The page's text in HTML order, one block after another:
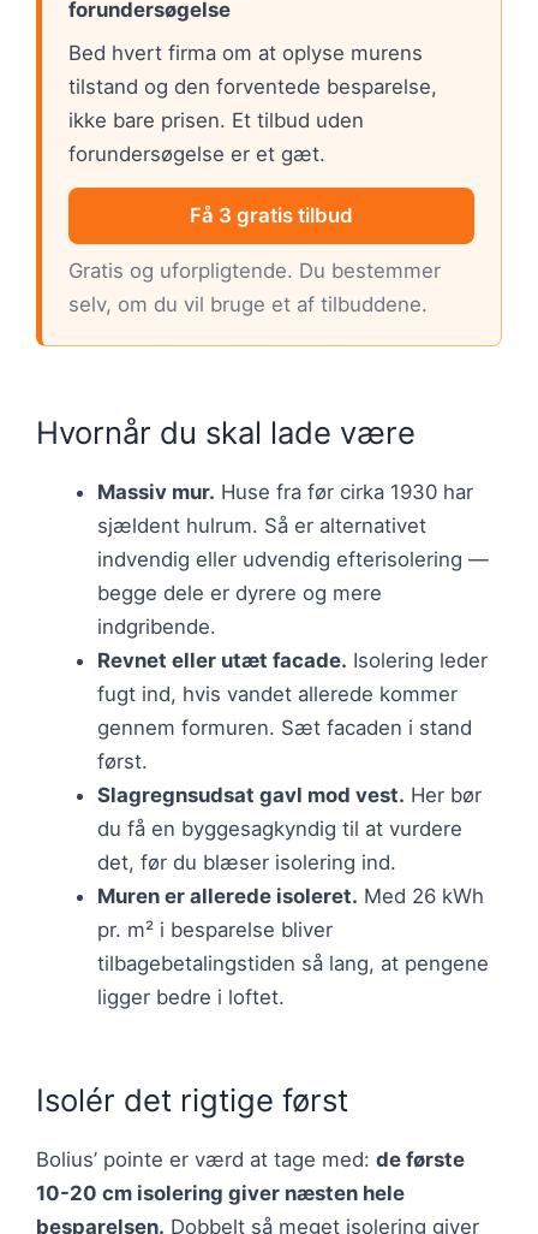
forundersøgelse
Bed hvert firma om at oplyse murens
tilstand og den forventede besparelse,
ikke bare prisen. Et tilbud uden
forundersøgelse er et gæt.
Få 3 gratis tilbud
Gratis og uforpligtende. Du bestemmer
selv, om du vil bruge et af tilbuddene.
Hvornår du skal lade være
Massiv mur. Huse fra før cirka 1930 har
sjældent hulrum. Så er alternativet
indvendig eller udvendig efterisolering —
begge dele er dyrere og mere
indgribende.
Revnet eller utæt facade. Isolering leder
fugt ind, hvis vandet allerede kommer
gennem formuren. Sæt facaden i stand
først.
Slagregnsudsat gavl mod vest. Her bør
du få en byggesagkyndig til at vurdere
det, før du blæser isolering ind.
Muren er allerede isoleret. Med 26 kWh
pr. m² i besparelse bliver
tilbagebetalingstiden så lang, at pengene
ligger bedre i loftet.
Isolér det rigtige først
Bolius’ pointe er værd at tage med: de første
10-20 cm isolering giver næsten hele
besparelsen. Dobbelt så meget isolering giver